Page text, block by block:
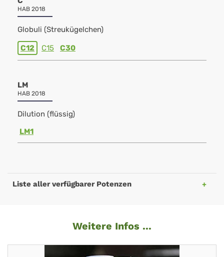
HAB 2018
Globuli (Streukügelchen)
C12 C15 C30
LM
HAB 2018
Dilution (flüssig)
LM1
Liste aller verfügbarer Potenzen
Weitere Infos ...